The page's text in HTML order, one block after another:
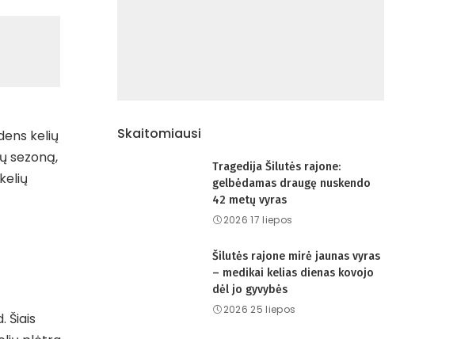
kelių
sezoną,
Šiais
Skaitomiausi
Tragedija Šilutės rajone:
gelbėdamas draugę nuskendo
42 metų vyras
2026 17 liepos
Šilutės rajone mirė jaunas vyras
– medikai kelias dienas kovojo
dėl jo gyvybės
2026 25 liepos